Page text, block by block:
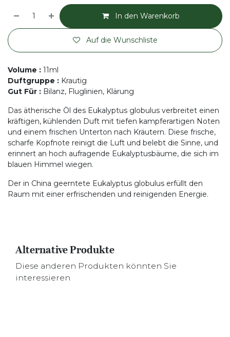
In den Warenkorb
Auf die Wunschliste
Volume : 11ml
Duftgruppe : Krautig
Gut Für : Bilanz, Fluglinien, Klärung
Das ätherische Öl des Eukalyptus globulus verbreitet einen
kräftigen, kühlenden Duft mit tiefen kampferartigen Noten
und einem frischen Unterton nach Kräutern. Diese frische,
scharfe Kopfnote reinigt die Luft und belebt die Sinne, und
erinnert an hoch aufragende Eukalyptusbäume, die sich im
blauen Himmel wiegen.
Der in China geerntete Eukalyptus globulus erfüllt den
Raum mit einer erfrischenden und reinigenden Energie.
Alternative Produkte
Diese anderen Produkten könnten Sie
interessieren